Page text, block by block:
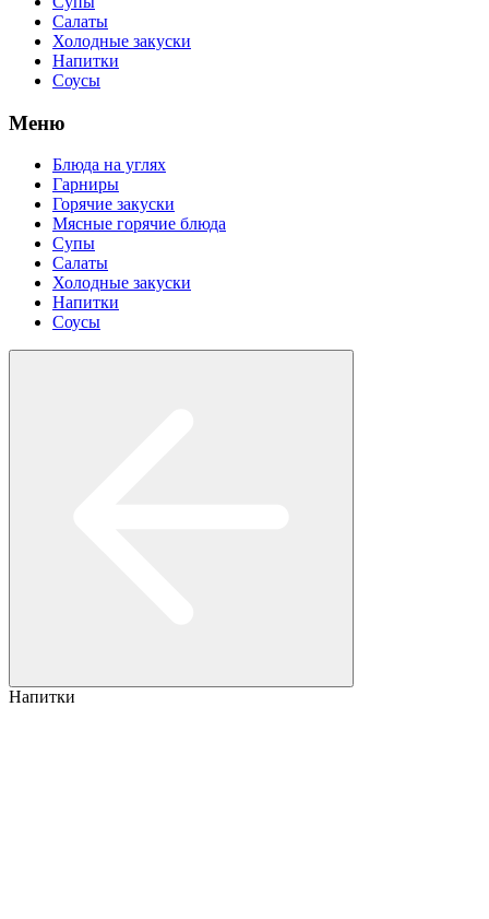
Салаты
Холодные закуски
Напитки
Соусы
Меню
Блюда на углях
Гарниры
Горячие закуски
Мясные горячие блюда
Супы
Салаты
Холодные закуски
Напитки
Соусы
Напитки